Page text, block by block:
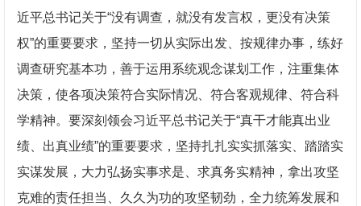
近平总书记关于“没有调查，就没有发言权，更没有决策
权”的重要要求，坚持一切从实际出发、按规律办事，练好
调查研究基本功，善于运用系统观念谋划工作，注重集体
决策，使各项决策符合实际情况、符合客观规律、符合科
学精神。要深刻领会习近平总书记关于“真干才能真出业
绩、出真业绩”的重要要求，坚持扎扎实实抓落实、踏踏实
实谋发展，大力弘扬实事求是、求真务实精神，拿出攻坚
克难的责任担当、久久为功的攻坚韧劲，全力统筹发展和